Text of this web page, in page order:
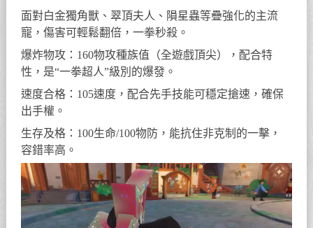
面對白金獨角獸、翠頂夫人、隕星蟲等疊強化的主流
寵，傷害可輕鬆翻倍，一拳秒殺。
爆炸物攻：160物攻種族值（全遊戲頂尖），配合特
性，是“一拳超人”級別的爆發。
速度合格：105速度，配合先手技能可穩定搶速，確保
出手權。
生存及格：100生命/100物防，能抗住非克制的一擊，
容錯率高。